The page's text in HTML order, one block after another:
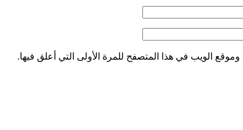
وموقع الويب في هذا المتصفح للمرة الأولى التي أعلق فيها.